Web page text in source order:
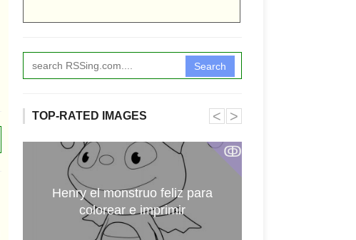
Search
TOP-RATED IMAGES
ↂ
Henry el monstruo feliz para
colorear e imprimir
˂ ˃